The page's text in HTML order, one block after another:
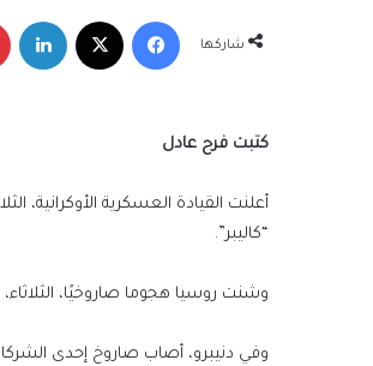
إلكترونيا
شاركها
فيسبوك
كتبت فرح عادل
“كاليبر”.
وشنت روسيا هجوما صاروخيًا، الثلاثاء، على
وفي دنيبرو، أصاب صاروخ إحدى